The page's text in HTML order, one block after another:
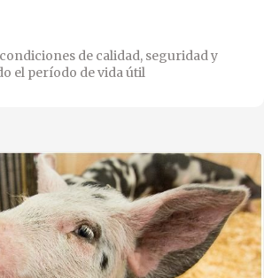
de calidad, seguridad y
el período de vida útil